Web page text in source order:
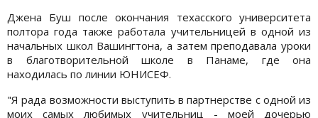
Джена Буш после окончания техасского университета
полтора года также работала учительницей в одной из
начальных школ Вашингтона, а затем преподавала уроки
в благотворительной школе в Панаме, где она
находилась по линии ЮНИСЕФ.
"Я рада возможности выступить в партнерстве с одной из
моих самых любимых учительниц - моей дочерью